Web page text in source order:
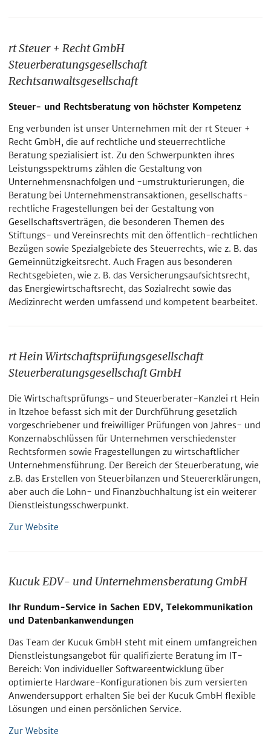
rt Steuer + Recht GmbH
Steuerberatungsgesellschaft
Rechtsanwaltsgesellschaft
Steuer- und Rechtsberatung von höchster Kompetenz
Eng verbunden ist unser Unternehmen mit der rt Steuer +
Recht GmbH, die auf rechtliche und steuerrechtliche
Beratung spezialisiert ist. Zu den Schwerpunkten ihres
Leistungsspektrums zählen die Gestaltung von
Unternehmensnachfolgen und -umstrukturierungen, die
Beratung bei Unternehmenstransaktionen, gesellschafts­
rechtliche Fragestellungen bei der Gestaltung von
Gesellschafts­verträgen, die besonderen Themen des
Stiftungs- und Vereinsrechts mit den öffentlich-rechtlichen
Bezügen sowie Spezialgebiete des Steuerrechts, wie z. B. das
Gemeinnützigkeitsrecht. Auch Fragen aus besonderen
Rechtsgebieten, wie z. B. das Versicherungsaufsichtsrecht,
das Energiewirtschaftsrecht, das Sozialrecht sowie das
Medizinrecht werden umfassend und kompetent bearbeitet.
rt Hein Wirtschaftsprüfungsgesellschaft
Steuerberatungsgesellschaft GmbH
Die Wirtschaftsprüfungs- und Steuerberater-Kanzlei rt Hein
in Itzehoe befasst sich mit der Durchführung gesetzlich
vorgeschriebener und freiwilliger Prüfungen von Jahres- und
Konzernabschlüssen für Unternehmen verschiedenster
Rechtsformen sowie Fragestellungen zu wirtschaftlicher
Unternehmensführung. Der Bereich der Steuerberatung, wie
z.B. das Erstellen von Steuerbilanzen und Steuererklärungen,
aber auch die Lohn- und Finanzbuchhaltung ist ein weiterer
Dienstleistungs­schwerpunkt.
Zur Website
Kucuk EDV- und Unternehmensberatung GmbH
Ihr Rundum-Service in Sachen EDV, Telekommunikation
und Datenbankanwendungen
Das Team der Kucuk GmbH steht mit einem umfangreichen
Dienstleistungs­angebot für qualifizierte Beratung im IT-
Bereich: Von individueller Softwareentwicklung über
optimierte Hardware-Konfigurationen bis zum versierten
Anwendersupport erhalten Sie bei der Kucuk GmbH flexible
Lösungen und einen persönlichen Service.
Zur Website